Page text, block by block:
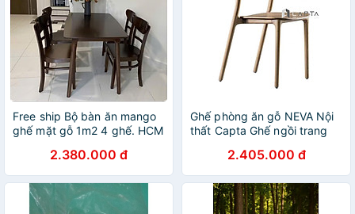
Free ship Bộ bàn ăn mango
ghế mặt gỗ 1m2 4 ghế. HCM
2.380.000 đ
Ghế phòng ăn gỗ NEVA Nội
thất Capta Ghế ngồi trang
gỗ ASH bền đẹp chắc chắn
tại HCM
2.405.000 đ